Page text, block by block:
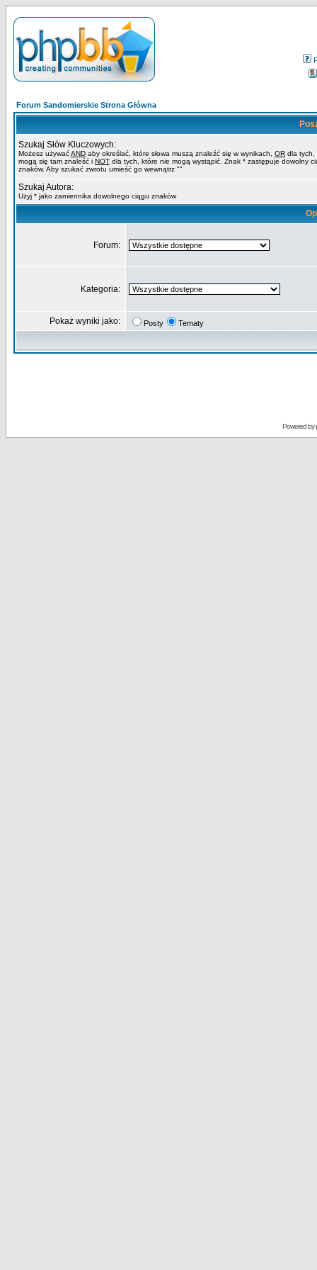
Forum Sandomierskie Strona Główna
Szukaj Słów Kluczowych:
Możesz używaćAND aby określać, które słowa muszą znaleźć się w wynikach, OR dla tych,
mogą się tam znaleść i NOT dla tych, które nie mogą wystąpić. Znak * zastępuje dowolny
znaków. Aby szukać zwrotu umieść go wewnątrz ""
Szukaj Autora:
Użyj * jako zamiennika dowolnego ciągu znaków
Forum:
Kategoria:
Pokaż wyniki jako: Posty Tematy
Powered by